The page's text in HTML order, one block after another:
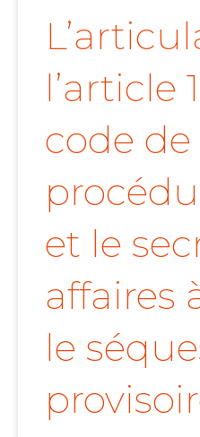
l’article
code de
et le
affaires
le